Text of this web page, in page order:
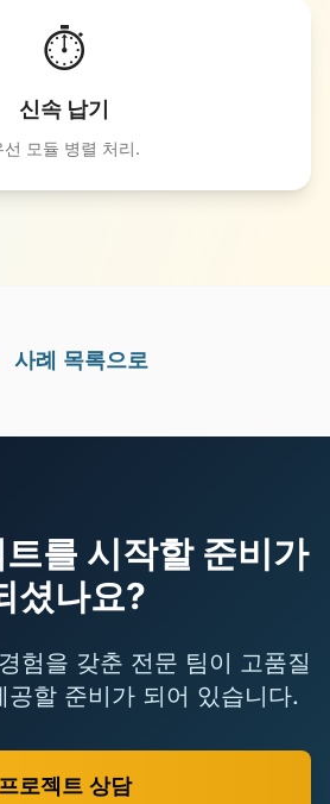
⏱️
신속 납기
선 모듈 병렬 처리.
사례 목록으로
를 시작할 준비가
셨나요?
험을 갖춘 전문 팀이 고품질
공할 준비가 되어 있습니다.
프로젝트 상담